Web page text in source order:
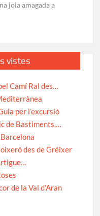
joia amagada a
vistes
Camí Ral des…
per l’excursió
de Bastiments,…
des de Gréixer
de la Val d’Aran